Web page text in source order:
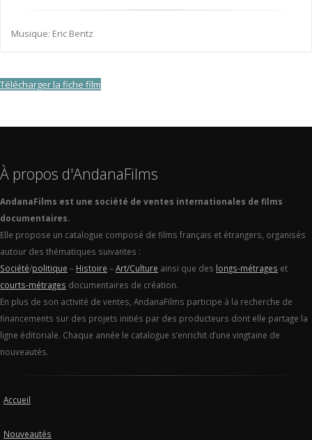
Musique: Eric Bentz
Télécharger la fiche film
À propos d'AndanaFilms
AndanaFilms est une société de ventes internationales de films
documentaires.
Elle propose un catalogue composé de films français et étrangers, organisés
autour des thématiques suivantes :
Société/politique – Histoire –Art/Culture ainsi que des longs-métrages et
courts-métrages documentaires de création.
En plus de son activité de ventes, AndanaFilms participe à la recherche de
financements sur des projets initiés par des producteurs dont elle partage la
ligne éditoriale. Chaque année le catalogue s’enrichit d’une vingtaine de
nouveautés.
Accueil
Nouveautés